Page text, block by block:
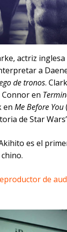
actriz
a
de tronos.
en
en Me Before You
de Star
es el
de